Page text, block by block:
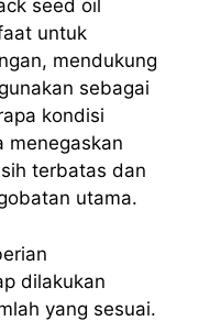
seed oil
untuk
mendukung
sebagai
kondisi
menegaskan
terbatas dan
utama.
dilakukan
yang sesuai.